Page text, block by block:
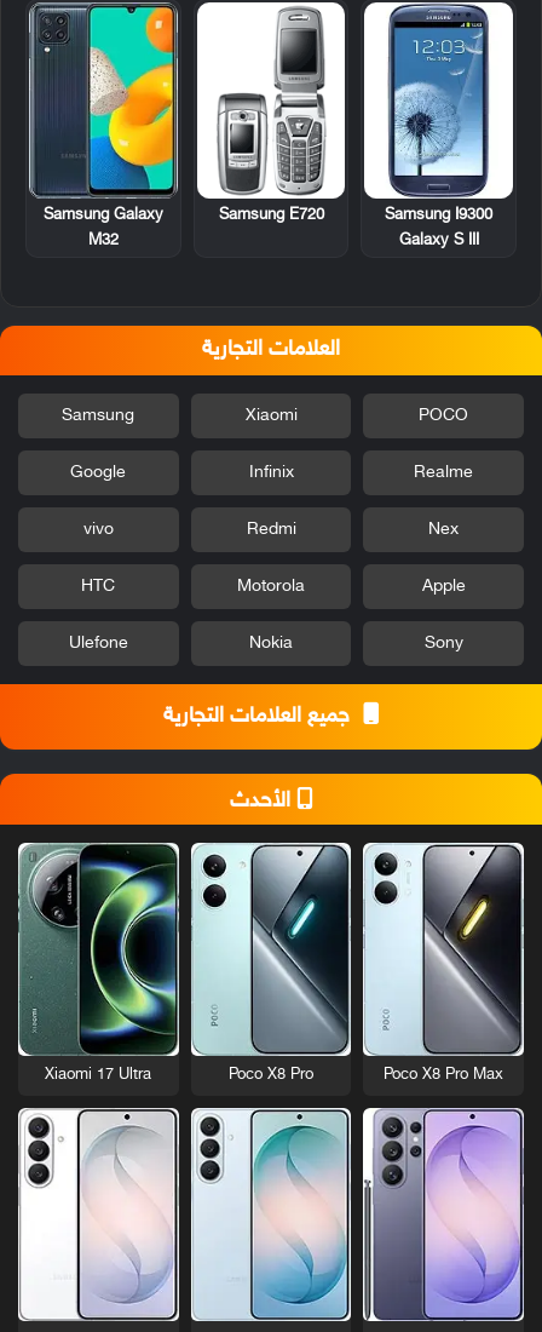
Samsung I9300
Galaxy S III
Samsung E720
Samsung Galaxy
M32
العلامات التجارية
POCO
Xiaomi
Samsung
Realme
Infinix
Google
Nex
Redmi
vivo
Apple
Motorola
HTC
Sony
Nokia
Ulefone
جميع العلامات التجارية
الأحدث
Poco X8 Pro Max
Poco X8 Pro
Xiaomi 17 Ultra